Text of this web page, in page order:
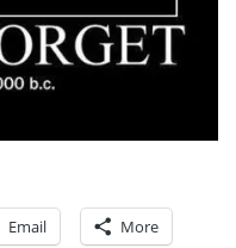
Email More